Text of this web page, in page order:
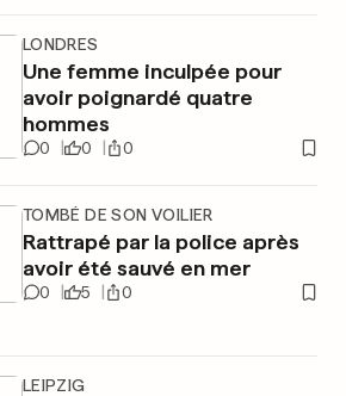
LONDRES
Une femme inculpée pour
avoir poignardé quatre
hommes
0 0 0
TOMBÉ DE SON VOILIER
Rattrapé par la police après
avoir été sauvé en mer
0 5 0
LEIPZIG